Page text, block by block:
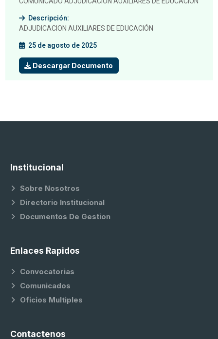
Descripción:
ADJUDICACION AUXILIARES DE EDUCACIÓN
25 de agosto de 2025
Descargar Documento
Institucional
Sobre Nosotros
Directorio Institucional
Documentos De Gestion
Enlaces Rapidos
Convocatorias
Comunicados
Oficios Multiples
Contactenos